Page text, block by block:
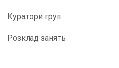
Куратори груп
Розклад занять